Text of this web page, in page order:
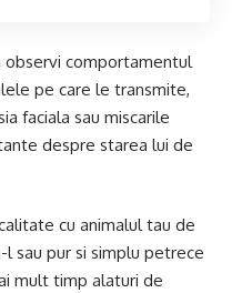
observi comportamentul
pe care le transmite,
faciala sau miscarile
despre starea lui de
cu animalul tau de
l sau pur si simplu petrece
mult timp alaturi de